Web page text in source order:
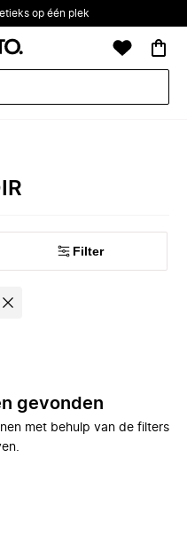
op één plek
Filter
gevonden
met behulp van de filters